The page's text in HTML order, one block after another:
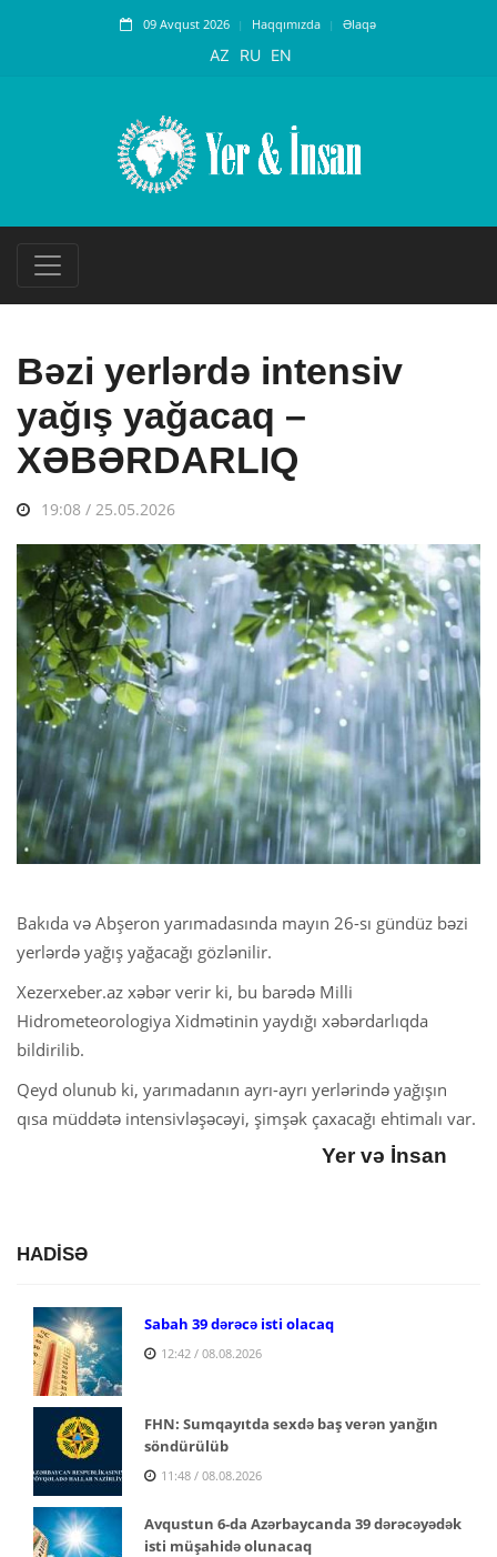
09 Avqust 2026 Haqqımızda Əlaqə
AZ RU EN
Bəzi yerlərdə intensiv
yağış yağacaq –
XƏBƏRDARLIQ
19:08 / 25.05.2026
Bakıda və Abşeron yarımadasında mayın 26-sı gündüz bəzi
yerlərdə yağış yağacağı gözlənilir.
Xezerxeber.az xəbər verir ki, bu barədə Milli
Hidrometeorologiya Xidmətinin yaydığı xəbərdarlıqda
bildirilib.
Qeyd olunub ki, yarımadanın ayrı-ayrı yerlərində yağışın
qısa müddətə intensivləşəcəyi, şimşək çaxacağı ehtimalı var.
Yer və İnsan
HADİSƏ
Sabah 39 dərəcə isti olacaq
12:42 / 08.08.2026
FHN: Sumqayıtda sexdə baş verən yanğın
söndürülüb
11:48 / 08.08.2026
Avqustun 6-da Azərbaycanda 39 dərəcəyədək
isti müşahidə olunacaq